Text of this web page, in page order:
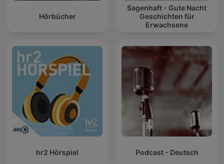
Hörbücher
Sagenhaft - Gute Nacht
Geschichten für
Erwachsene
hr2 Hörspiel Podcast - Deutsch